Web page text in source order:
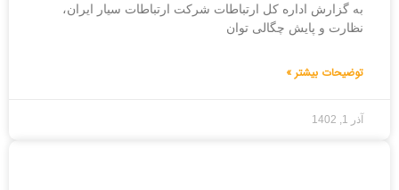
به گزارش اداره کل ارتباطات شرکت ارتباطات سیار ایران،
نظارت و پایش چگالی توان
توضیحات بیشتر »
آذر 1, 1402